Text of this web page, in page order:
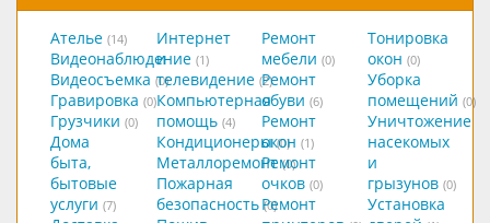
Ателье (14)
Видеонаблюдение (1)
Видеосъемка (0)
Гравировка (0)
Грузчики (0)
Дома
быта,
бытовые
услуги (7)
Интернет
и
телевидение (2)
Компьютерная
помощь (4)
Кондиционеры (0)
Металлоремонт (0)
Пожарная
безопасность (0)
Ремонт
мебели (0)
Ремонт
обуви (6)
Ремонт
окон (1)
Ремонт
очков (0)
Ремонт
Тонировка
окон (0)
Уборка
помещений (0)
Уничтожение
насекомых
и
грызунов (0)
Установка